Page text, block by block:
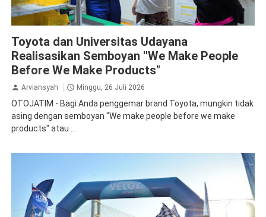
Toyota dan Universitas Udayana
Realisasikan Semboyan ''We Make People
Before We Make Products"
Arviansyah Minggu, 26 Juli 2026
OTOJATIM - Bagi Anda penggemar brand Toyota, mungkin tidak
asing dengan semboyan "We make people before we make
products" atau ...